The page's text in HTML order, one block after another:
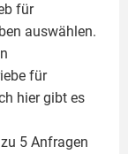
für
auswählen.
für
hier gibt es
5 Anfragen